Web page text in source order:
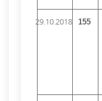
29.10.2018 155